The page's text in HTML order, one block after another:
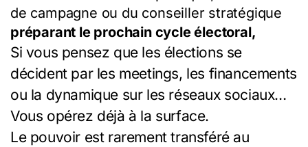
de campagne ou du conseiller stratégique
préparant le prochain cycle électoral,
Si vous pensez que les élections se
décident par les meetings, les financements
ou la dynamique sur les réseaux sociaux…
Vous opérez déjà à la surface.
Le pouvoir est rarement transféré au